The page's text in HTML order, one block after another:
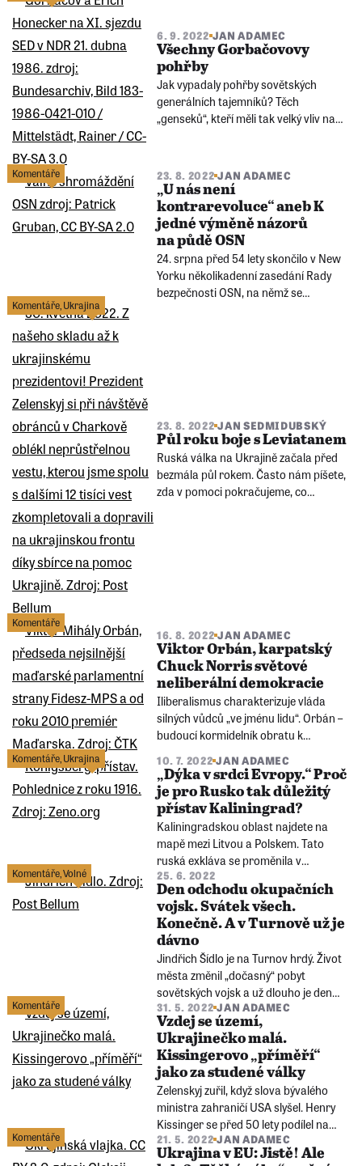
i odpůrce režimu.
6. 9. 2022 JAN ADAMEC
Všechny Gorbačovovy
pohřby
Jak vypadaly pohřby sovětských
generálních tajemníků? Těch
„genseků“, kteří měli tak velký vliv na
mrazu a kvůli kterému hřbitov
obklopila auta s vojáky? A na kterých
byl Gorby osobně?
Komentáře 23. 8. 2022 JAN ADAMEC
„U nás není
kontrarevoluce“ aneb K
jedné výměně názorů
na půdě OSN
24. srpna před 54 lety skončilo v New
Yorku několikadenní zasedání Rady
bezpečnosti OSN, na němž se
Komentáře,Ukrajina
23. 8. 2022 JAN SEDMIDUBSKÝ
Půl roku boje s Leviatanem
Ruská válka na Ukrajině začala před
bezmála půl rokem. Často nám píšete,
zda v pomoci pokračujeme, co
Komentáře
16. 8. 2022 JAN ADAMEC
Viktor Orbán, karpatský
Chuck Norris světové
neliberální demokracie
Iliberalismus charakterizuje vláda
silných vůdců „ve jménu lidu“. Orbán –
budoucí kormidelník obratu k
Orbán – zkáza jednoty EU? Tak, či
onak: projev maďarského premiéra z
července 2022 z rumunského Băile
Tuşnad stojí za analýzu.
Komentáře,Ukrajina 10. 7. 2022 JAN ADAMEC
„Dýka v srdci Evropy.“ Proč
je pro Rusko tak důležitý
přístav Kaliningrad?
Kaliningradskou oblast najdete na
mapě mezi Litvou a Polskem. Tato
ruská exkláva se proměnila v
nejnovější ohnisko napětí mezi
Moskvou a Západem. Město ležící
1300 km od Moskvy vždy bylo
potenciálním odrazovým můstkem pro
ruské vojenské operace.
Komentáře,Volné 25. 6. 2022
Den odchodu okupačních
vojsk. Svátek všech.
Konečně. A v Turnově už je
dávno
Jindřich Šídlo je na Turnov hrdý. Život
města změnil „dočasný“ pobyt
sovětských vojsk a už dlouho je den
jejich odchodu městským svátkem. I
pod vlivem ruského napadení Ukrajiny
je dnešek poprvé oficiálním
významným dnem České republiky.
Komentáře 31. 5. 2022 JAN ADAMEC
Vzdej se území,
Ukrajinečko malá.
Kissingerovo „příměří“
jako za studené války
Zelenskyj zuřil, když slova bývalého
ministra zahraničí USA slyšel. Henry
Kissinger se před 50 lety podílel na
dohodě o rovnováze jaderných zbraní
SALT I, vedlo k ní i masivní zbrojení
Komentáře 21. 5. 2022 JAN ADAMEC
​​​​​​​Ukrajina v EU: Jistě! Ale